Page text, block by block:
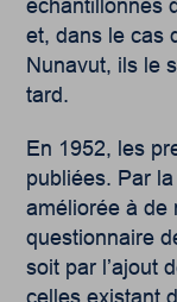
échantillonnés
et, dans le cas
Nunavut, ils le
tard.
En 1952, les
publiées. Par
améliorée à de
questionnaire
soit par l’ajout